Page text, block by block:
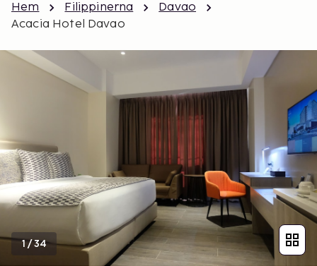
Hem Filippinerna
Davao
Acacia Hotel Davao
1/34